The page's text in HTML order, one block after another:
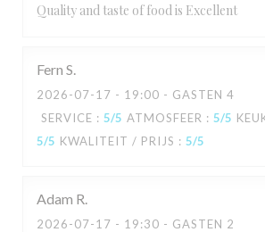
Quality and taste of food is Excellent
Fern S
2026-07-17 - 19:00 - GASTEN 4
SERVICE : 5/5 ATMOSFEER : 5/5
5/5 KWALITEIT / PRIJS : 5/5
Adam R
2026-07-17 - 19:30 - GASTEN 2